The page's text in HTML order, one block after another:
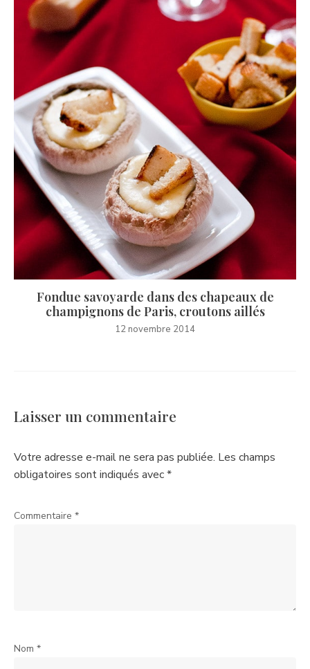
Fondue savoyarde dans des chapeaux de
champignons de Paris, croutons aillés
12 novembre 2014
Laisser un commentaire
Votre adresse e-mail ne sera pas publiée. Les champs
obligatoires sont indiqués avec*
Commentaire *
Nom *